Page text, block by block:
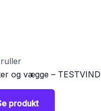
og vægge –
produkt